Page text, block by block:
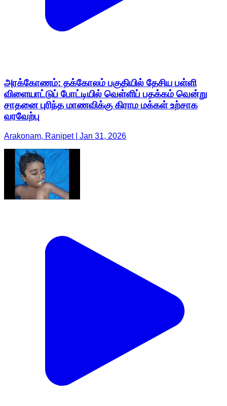
அரக்கோணம்: தக்கோலம் பகுதியில் தேசிய பள்ளி
விளையாட்டுப் போட்டியில் வெள்ளிப் பதக்கம் வென்று
சாதனை புரிந்த மாணவிக்கு கிராம மக்கள் உற்சாக
வரவேற்பு
Arakonam, Ranipet | Jan 31, 2026